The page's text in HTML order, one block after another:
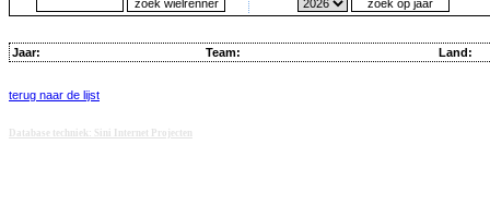
Jaar: Team: Land:
terug naar de lijst
Database techniek: Sini Internet Projecten